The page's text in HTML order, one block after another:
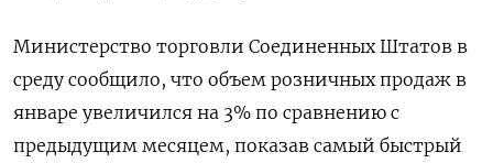
Министерство торговли Соединенных Штатов в
среду сообщило, что объем розничных продаж в
январе увеличился на 3% по сравнению с
предыдущим месяцем, показав самый быстрый